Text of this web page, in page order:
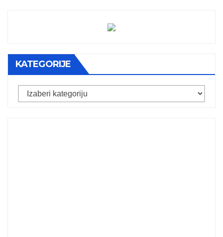
KATEGORIJE
Kategorije